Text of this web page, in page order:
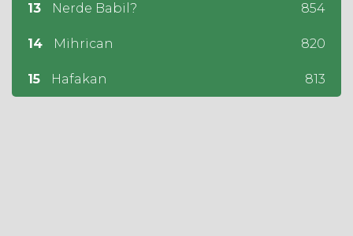
13 Nerde Babil? 854
14 Mihrican 820
15 Hafakan 813